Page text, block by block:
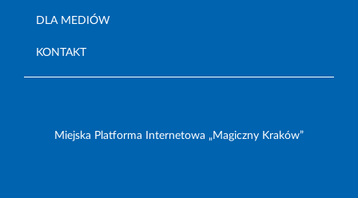
DLA MEDIÓW
KONTAKT
Miejska Platforma Internetowa „Magiczny Kraków”